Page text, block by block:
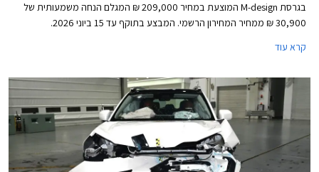
בגרסת M-design המוצעת במחיר 209,000 ₪ המגלם הנחה משמעותית של
30,900 ₪ ממחיר המחירון הרשמי. המבצע בתוקף עד 15 ביוני 2026.
קרא עוד